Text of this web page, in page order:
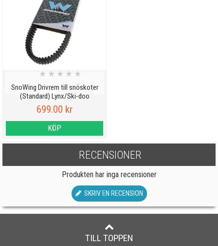
SnoWing Drivrem till snöskoter
(Standard) Lynx/Ski-doo
★ ★ ★ ★ ★
699.00 kr
KÖP
RECENSIONER
Produkten har inga recensioner
SKRIV EN RECENSION
TILL TOPPEN